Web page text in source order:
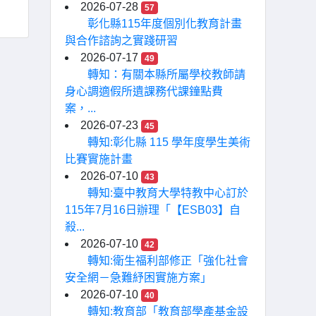
2026-07-28
57
彰化縣115年度個別化教育計畫
與合作諮詢之實踐研習
2026-07-17
49
轉知：有關本縣所屬學校教師請
身心調適假所遺課務代課鐘點費
案，...
2026-07-23
45
轉知:彰化縣 115 學年度學生美術
比賽實施計畫
2026-07-10
43
轉知:臺中教育大學特教中心訂於
115年7月16日辦理「【ESB03】自
殺...
2026-07-10
42
轉知:衛生福利部修正「強化社會
安全網－急難紓困實施方案」
2026-07-10
40
轉知:教育部「教育部學產基金設